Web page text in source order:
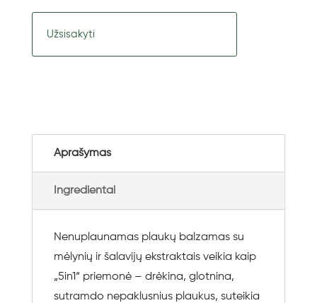
Užsisakyti
Aprašymas
Ingredientai
Nenuplaunamas plaukų balzamas su
mėlynių ir šalavijų ekstraktais veikia kaip
„5in1“ priemonė – drėkina, glotnina,
sutramdo nepaklusnius plaukus, suteikia